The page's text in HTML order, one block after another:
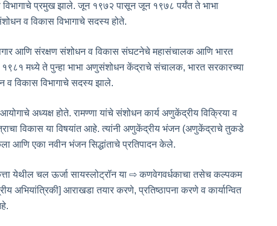
प्रमुख झाले. जून १९७२ पासून जून १९७८ पर्यंत ते भाभा
व विकास विभागाचे सदस्य होते.
आणि संरक्षण संशोधन व विकास संघटनेचे महासंचालक आणि भारत
मध्ये ते पुन्हा भाभा अणुसंशोधन केंद्राचे संचालक, भारत सरकारच्या
व विकास विभागाचे सदस्य झाले.
अध्यक्ष होते. रामण्णा यांचे संशोधन कार्य अणुकेंद्रीय विक्रिया व
विकास या विषयांत आहे. त्यांनी अणुकेंद्रीय भंजन (अणुकेंद्राचे तुकडे
आणि एका नवीन भंजन सिद्धांताचे प्रतिपादन केले.
येथील चल ऊर्जा सायस्लोट्रॉन या ⇨ कणवेगवर्धकाचा तसेच कल्पकम
आराखडा तयार करणे, प्रतिष्ठापना करणे व कार्यान्वित